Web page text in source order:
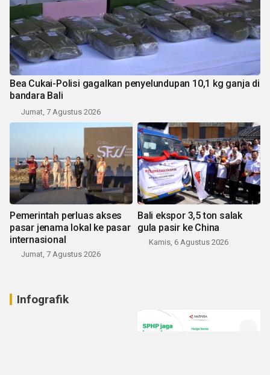
Bea Cukai-Polisi gagalkan penyelundupan 10,1 kg ganja di
bandara Bali
Jumat, 7 Agustus 2026
Pemerintah perluas akses
pasar jenama lokal ke pasar
internasional
Jumat, 7 Agustus 2026
Bali ekspor 3,5 ton salak
gula pasir ke China
Kamis, 6 Agustus 2026
Infografik